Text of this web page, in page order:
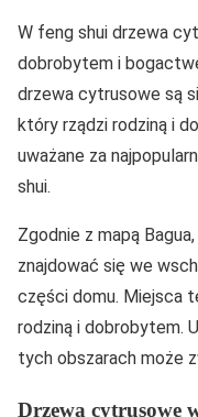
W feng shui drzewa
dobrobytem i
drzewa cytrusowe są
który rządzi rodziną i
uważane za
shui.
Zgodnie z mapą
znajdować się we
części domu. Miejsca
rodziną i dobrobytem.
tych obszarach może
Drzewa cytrusowe